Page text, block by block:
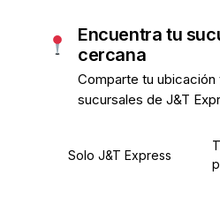
Encuentra tu
cercana
Comparte tu
sucursales de J&T
Solo J&T Express